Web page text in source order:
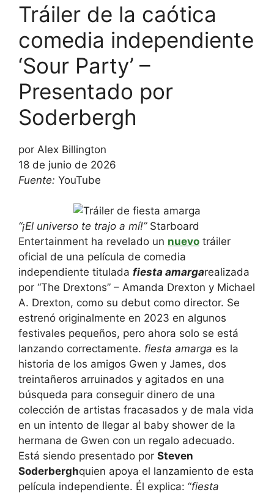
Tráiler de la caótica
comedia independiente
‘Sour Party’ –
Presentado por
Soderbergh
por Alex Billington
18 de junio de 2026
Fuente: YouTube
“¡El universo te trajo a mí!”Starboard
Entertainment ha revelado un nuevo tráiler
oficial de una película de comedia
independiente titulada fiesta amargarealizada
por “The Drextons” – Amanda Drexton y Michael
A. Drexton, como su debut como director. Se
estrenó originalmente en 2023 en algunos
festivales pequeños, pero ahora solo se está
lanzando correctamente. fiesta amarga es la
historia de los amigos Gwen y James, dos
treintañeros arruinados y agitados en una
búsqueda para conseguir dinero de una
colección de artistas fracasados ​​y de mala vida
en un intento de llegar al baby shower de la
hermana de Gwen con un regalo adecuado.
Está siendo presentado por Steven
Soderberghquien apoya el lanzamiento de esta
película independiente. Él explica: “fiesta